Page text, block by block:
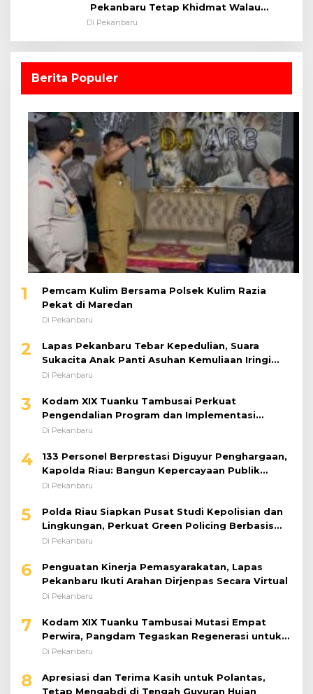
Pekanbaru Tetap Khidmat Walau
Dalam Ruangan
Di Pekanbaru
Berita Populer
1
Pemcam Kulim Bersama Polsek Kulim Razia
Pekat di Maredan
Di Pekanbaru
2
Lapas Pekanbaru Tebar Kepedulian, Suara
Sukacita Anak Panti Asuhan Kemuliaan Iringi
Bantuan Sosial
Di Pekanbaru
3
Kodam XIX Tuanku Tambusai Perkuat
Pengendalian Program dan Implementasi
Doktrin TNI AD
Di Pekanbaru
4
133 Personel Berprestasi Diguyur Penghargaan,
Kapolda Riau: Bangun Kepercayaan Publik
dengan Karya Nyata
Di Pekanbaru
5
Polda Riau Siapkan Pusat Studi Kepolisian dan
Lingkungan, Perkuat Green Policing Berbasis
Riset
Di Pekanbaru
6
Penguatan Kinerja Pemasyarakatan, Lapas
Pekanbaru Ikuti Arahan Dirjenpas Secara Virtual
Di Pekanbaru
7
Kodam XIX Tuanku Tambusai Mutasi Empat
Perwira, Pangdam Tegaskan Regenerasi untuk
Perkuat Kinerja Satuan
Di Pekanbaru
8
Apresiasi dan Terima Kasih untuk Polantas,
Tetap Mengabdi di Tengah Guyuran Hujan